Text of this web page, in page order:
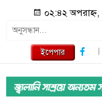
০২:৪২
ইপেপার